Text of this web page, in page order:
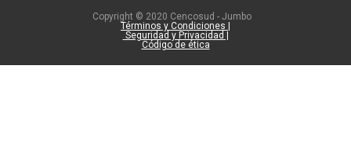
Copyright © 2020 Cencosud - Jumbo
Términos y Condiciones |
Seguridad y Privacidad |
Código de ética